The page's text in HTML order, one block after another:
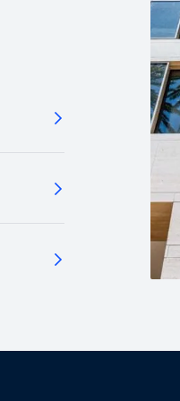
à travers l'Europe et au-
font le lien entre les forces
macroéconomiques, les
marché et les perspectives